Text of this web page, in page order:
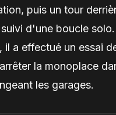
puis un tour
d'une boucle
il a effectué un essai
la monoplace
les garages.